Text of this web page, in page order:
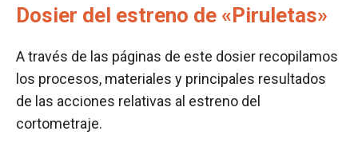
Dosier del estreno de «Piruletas»
A través de las páginas de este dosier recopilamos
los procesos, materiales y principales resultados
de las acciones relativas al estreno del
cortometraje.